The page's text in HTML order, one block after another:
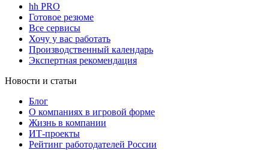
hh PRO
Готовое резюме
Все сервисы
Хочу у вас работать
Производственный календарь
Экспертная рекомендация
Новости и статьи
Блог
О компаниях в игровой форме
Жизнь в компании
ИТ-проекты
Рейтинг работодателей России